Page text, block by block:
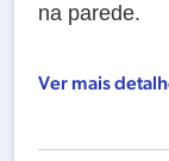
na parede.
Ver mais